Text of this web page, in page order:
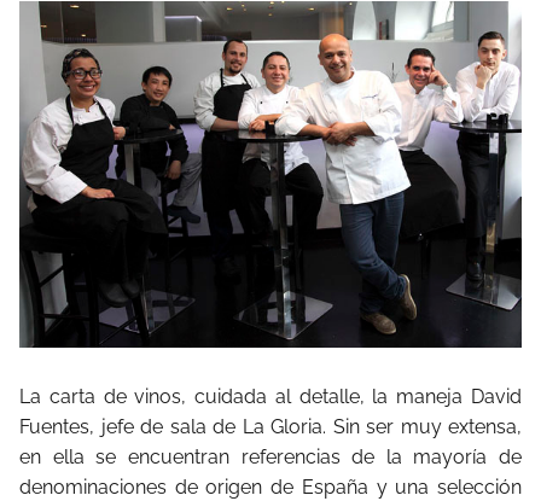
La carta de vinos, cuidada al detalle, la maneja David
Fuentes, jefe de sala de La Gloria. Sin ser muy extensa,
en ella se encuentran referencias de la mayoría de
denominaciones de origen de España y una selección